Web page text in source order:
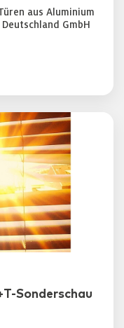
aus Aluminium
GmbH
Sonderschau